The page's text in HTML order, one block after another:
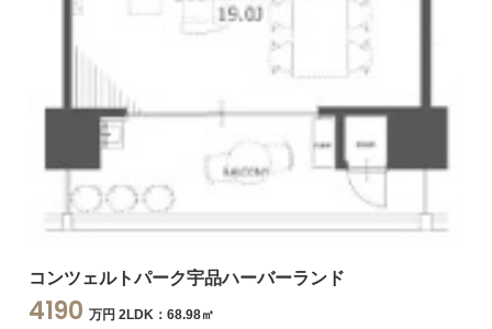
コンツェルトパーク宇品ハーバーランド
4190 万円 2LDK：68.98㎡